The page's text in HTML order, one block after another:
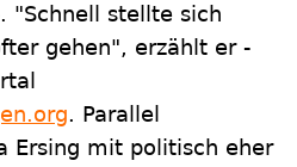
"Schnell stellte sich
gehen", erzählt er -
. Parallel
Ersing mit politisch eher